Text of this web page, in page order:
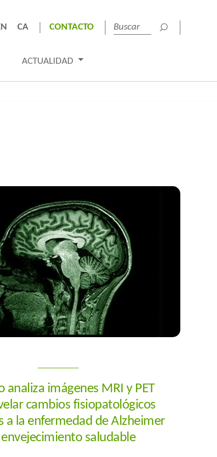
CA CONTACTO
ACTUALIDAD
analiza imágenes MRI y PET
cambios fisiopatológicos
a la enfermedad de Alzheimer
saludable